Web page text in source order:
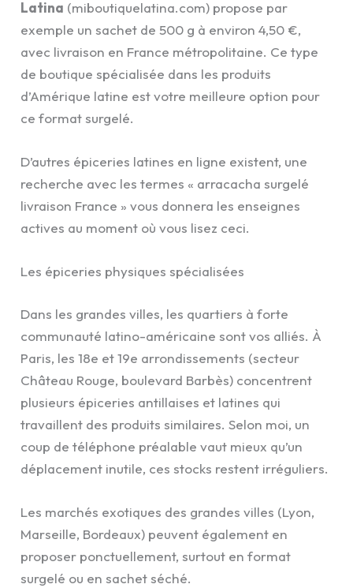
Latina (miboutiquelatina.com) propose par
exemple un sachet de 500 g à environ 4,50 €,
avec livraison en France métropolitaine. Ce type
de boutique spécialisée dans les produits
d’Amérique latine est votre meilleure option pour
ce format surgelé.
D’autres épiceries latines en ligne existent, une
recherche avec les termes « arracacha surgelé
livraison France » vous donnera les enseignes
actives au moment où vous lisez ceci.
Les épiceries physiques spécialisées
Dans les grandes villes, les quartiers à forte
communauté latino-américaine sont vos alliés. À
Paris, les 18e et 19e arrondissements (secteur
Château Rouge, boulevard Barbès) concentrent
plusieurs épiceries antillaises et latines qui
travaillent des produits similaires. Selon moi, un
coup de téléphone préalable vaut mieux qu’un
déplacement inutile, ces stocks restent irréguliers.
Les marchés exotiques des grandes villes (Lyon,
Marseille, Bordeaux) peuvent également en
proposer ponctuellement, surtout en format
surgelé ou en sachet séché.